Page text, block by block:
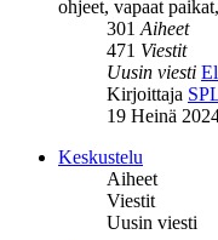
ohjeet, vapaat
301Aiheet
471 Viestit
Uusin viesti
Kirjoittaja
19 Heinä
Keskustelu
Aiheet
Viestit
Uusin viesti